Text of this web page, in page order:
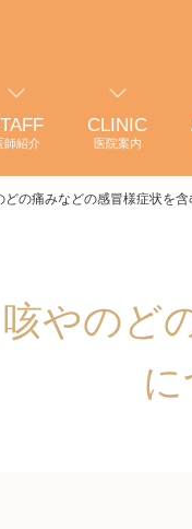
師紹介
CLINIC
医院案内
どの痛みなどの感冒様症状を含
やのど